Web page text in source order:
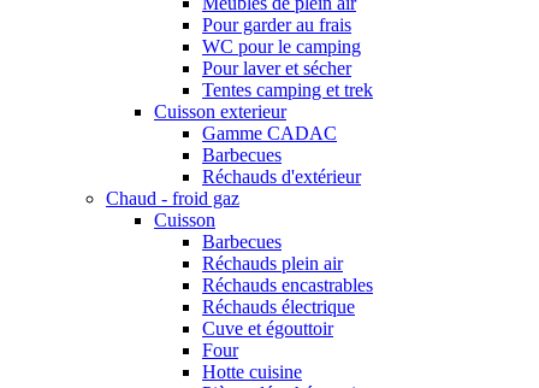
Pour garder au frais
WC pour le camping
Pour laver et sécher
Tentes camping et trek
Cuisson exterieur
Gamme CADAC
Barbecues
Réchauds d'extérieur
Chaud - froid gaz
Cuisson
Barbecues
Réchauds plein air
Réchauds encastrables
Réchauds électrique
Cuve et égouttoir
Four
Hotte cuisine